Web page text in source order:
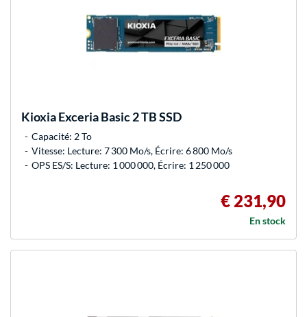
KioxiaExceria Basic 2 TB SSD
Capacité: 2 To
Vitesse: Lecture: 7 300 Mo/s, Écrire: 6 800 Mo/s
OPS ES/S: Lecture: 1 000 000, Écrire: 1 250 000
€ 231,90
En stock